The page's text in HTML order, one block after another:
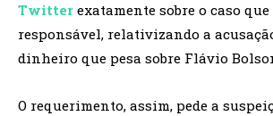
Twitter exatamente sobre o caso que
responsável, relativizando a
dinheiro que pesa sobre Flávio
O requerimento, assim, pede a